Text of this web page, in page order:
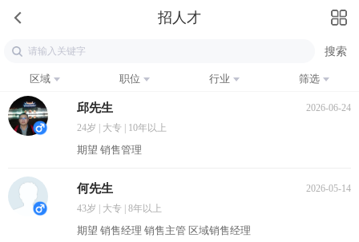
招人才
区域 职位 行业 筛选
邱先生
2026-06-24
24岁 | 大专 | 10年以上
期望 销售管理
何先生
2026-05-14
43岁 | 大专 | 8年以上
期望 销售经理 销售主管 区域销售经理